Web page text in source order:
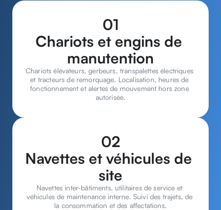
01
Chariots et engins de
manutention
Chariots élévateurs, gerbeurs, transpalettes électriques
et tracteurs de remorquage. Localisation, heures de
fonctionnement et alertes de mouvement hors zone
autorisée.
02
Navettes et véhicules de
site
Navettes inter-bâtiments, utilitaires de service et
véhicules de maintenance interne. Suivi des trajets, de
la consommation et des affectations.